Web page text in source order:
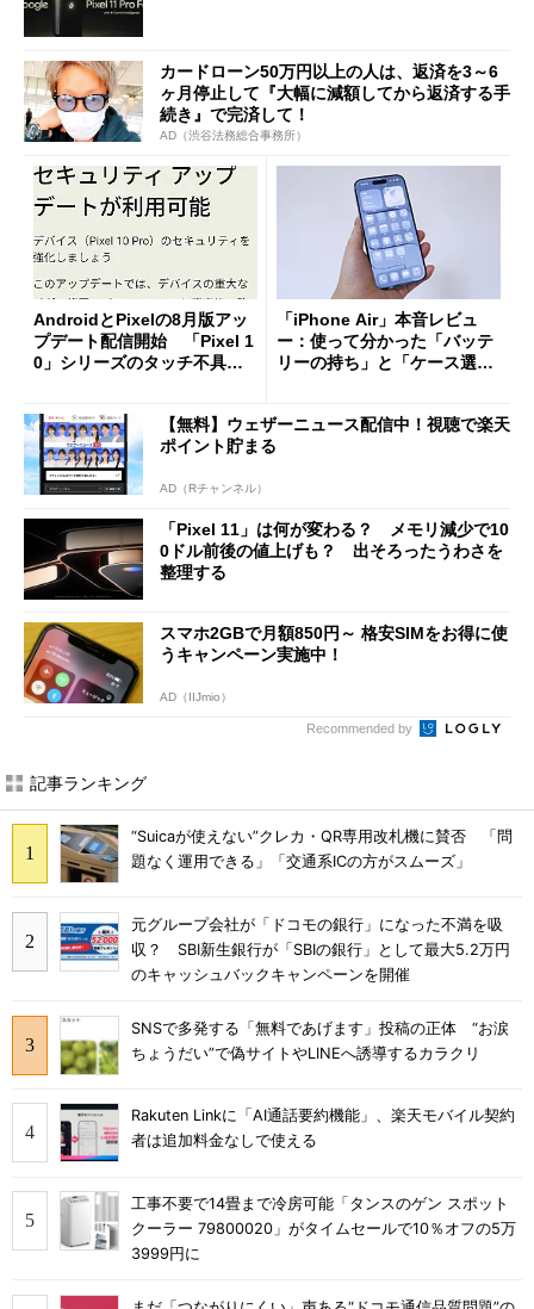
カードローン50万円以上の人は、返済を3～6
ヶ月停止して『大幅に減額してから返済する手
続き』で完済して！
AD（渋谷法務総合事務所）
AndroidとPixelの8月版アッ
プデート配信開始 「Pixel 1
0」シリーズのタッチ不具合
「iPhone Air」本音レビュ
ー：使って分かった「バッテ
リーの持ち」と「ケース選
【無料】ウェザーニュース配信中！視聴で楽天
ポイント貯まる
AD（Rチャンネル）
「Pixel 11」は何が変わる？ メモリ減少で10
0ドル前後の値上げも？ 出そろったうわさを
整理する
スマホ2GBで月額850円～ 格安SIMをお得に使
うキャンペーン実施中！
AD（IIJmio）
Recommended by
記事ランキング
“Suicaが使えない”クレカ・QR専用改札機に賛否 「問
題なく運用できる」「交通系ICの方がスムーズ」
元グループ会社が「ドコモの銀行」になった不満を吸
収？ SBI新生銀行が「SBIの銀行」として最大5.2万円
のキャッシュバックキャンペーンを開催
SNSで多発する「無料であげます」投稿の正体 “お涙
ちょうだい”で偽サイトやLINEへ誘導するカラクリ
Rakuten Linkに「AI通話要約機能」、楽天モバイル契約
者は追加料金なしで使える
工事不要で14畳まで冷房可能「タンスのゲン スポット
クーラー 79800020」がタイムセールで10％オフの5万
3999円に